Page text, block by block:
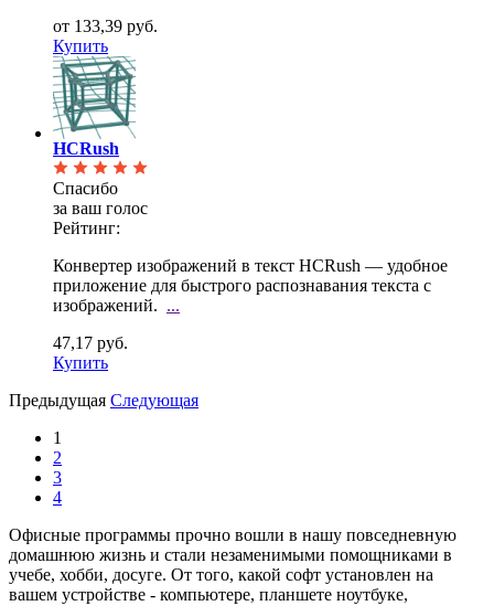
от 133,39 руб.
Купить
HCRush
Спасибо
за ваш голос
Рейтинг:
Конвертер изображений в текст HCRush — удобное
приложение для быстрого распознавания текста с
изображений. ...
47,17 руб.
Купить
Предыдущая Следующая
1
2
3
4
Офисные программы прочно вошли в нашу повседневную
домашнюю жизнь и стали незаменимыми помощниками в
учебе, хобби, досуге. От того, какой софт установлен на
вашем устройстве - компьютере, планшете ноутбуке,